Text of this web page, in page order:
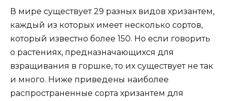
В мире существует 29 разных видов хризантем,
каждый из которых имеет несколько сортов,
который известно более 150. Но если говорить
о растениях, предназначающихся для
взращивания в горшке, то их существует не так
и много. Ниже приведены наиболее
распространенные сорта хризантем для